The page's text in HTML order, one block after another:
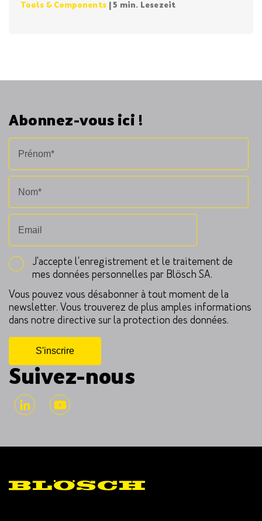
Tools & Components | 5 min. Lesezeit
Abonnez-vous ici !
J'accepte l'enregistrement et le traitement de
mes données personnelles par Blösch SA.
Vous pouvez vous désabonner à tout moment de la
newsletter. Vous trouverez de plus amples informations
dans notre directive sur la protection des données.
Suivez-nous